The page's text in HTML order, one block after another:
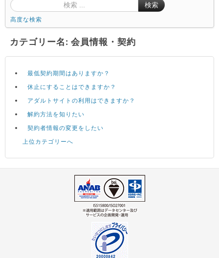
検索
高度な検索
カテゴリー名: 会員情報・契約
最低契約期間はありますか？
休止にすることはできますか？
アダルトサイトの利用はできますか？
解約方法を知りたい
契約者情報の変更をしたい
上位カテゴリーへ